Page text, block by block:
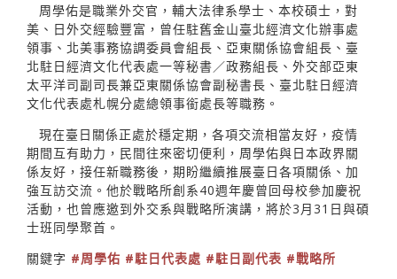
周學佑是職業外交官，輔大法律系學士、本校碩士，對
美、日外交經驗豐富，曾任駐舊金山臺北經濟文化辦事處
領事、北美事務協調委員會組長、亞東關係協會組長、臺
北駐日經濟文化代表處一等秘書／政務組長、外交部亞東
太平洋司副司長兼亞東關係協會副秘書長、臺北駐日經濟
文化代表處札幌分處總領事銜處長等職務。
現在臺日關係正處於穩定期，各項交流相當友好，疫情
期間互有助力，民間往來密切便利，周學佑與日本政界關
係友好，接任新職務後，期盼繼續推展臺日各項關係、加
強互訪交流。他於戰略所創系40週年慶曾回母校參加慶祝
活動，也曾應邀到外交系與戰略所演講，將於3月31日與碩
士班同學聚首。
關鍵字 #周學佑 #駐日代表處 #駐日副代表 #戰略所